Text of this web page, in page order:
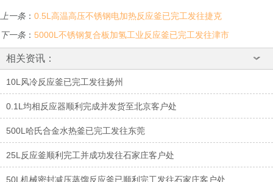
上一条： 0.5L高温高压不锈钢电加热反应釜已完工发往捷克
下一条： 5000L不锈钢复合板加氢工业反应釜已完工发往津市
相关资讯：
10L风冷反应釜已完工发往扬州
0.1L均相反应器顺利完成并发货至北京客户处
500L哈氏合金水热釜已完工发往东莞
25L反应釜顺利完工并成功发往石家庄客户处
50L机械密封减压蒸馏反应釜已顺利完工发往石家庄客户处